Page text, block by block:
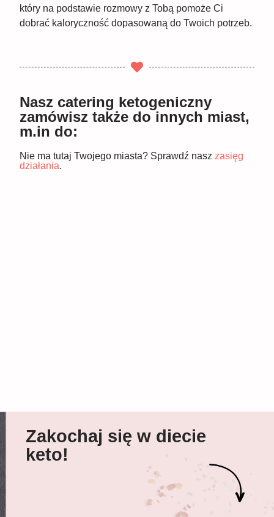
który na podstawie rozmowy z Tobą pomoże Ci
dobrać kaloryczność dopasowaną do Twoich potrzeb.
Nasz catering ketogeniczny
zamówisz także do innych miast,
m.in do:
Nie ma tutaj Twojego miasta? Sprawdź nasz zasięg
działania.
Zakochaj się w diecie
keto!